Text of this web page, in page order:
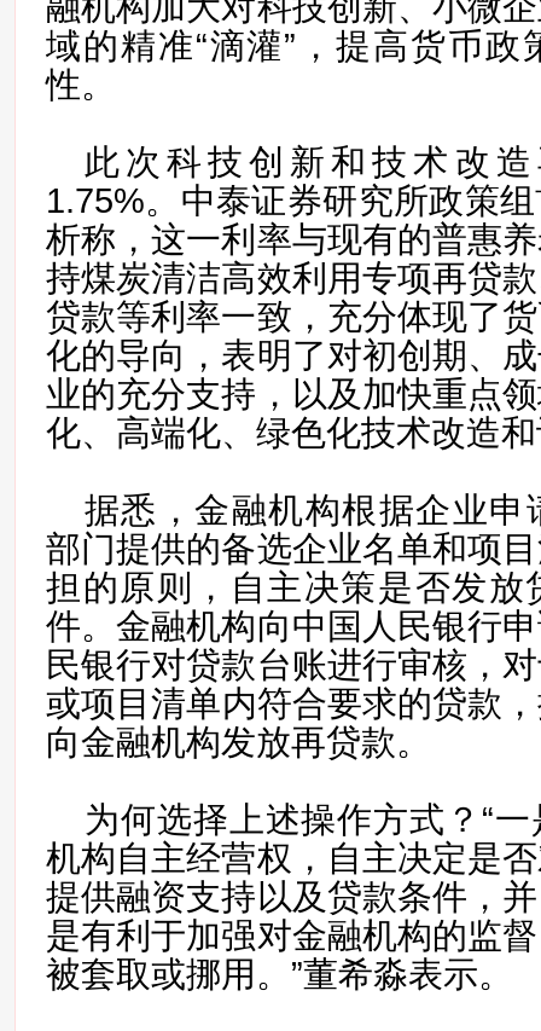
域的精准“滴灌”，提高货币政
性。
此次科技创新和技术改
1.75%。中泰证券研究所政策
析称，这一利率与现有的普惠
持煤炭清洁高效利用专项再贷
贷款等利率一致，充分体现了
化的导向，表明了对初创期、
业的充分支持，以及加快重点
化、高端化、绿色化技术改造
据悉，金融机构根据企业申
部门提供的备选企业名单和项
担的原则，自主决策是否发放
件。金融机构向中国人民银行
民银行对贷款台账进行审核，
或项目清单内符合要求的贷款
向金融机构发放再贷款。
为何选择上述操作方式？“
机构自主经营权，自主决定是
提供融资支持以及贷款条件，
是有利于加强对金融机构的监
被套取或挪用。”董希淼表示。